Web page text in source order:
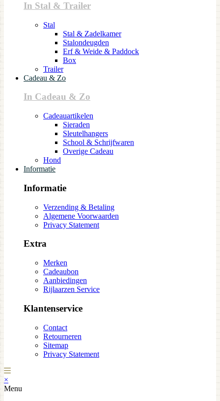
In Stal & Trailer
Stal
Stal & Zadelkamer
Stalondeugden
Erf & Weide & Paddock
Box
Trailer
Cadeau & Zo
In Cadeau & Zo
Cadeauartikelen
Sieraden
Sleutelhangers
School & Schrijfwaren
Overige Cadeau
Hond
Informatie
Informatie
Verzending & Betaling
Algemene Voorwaarden
Privacy Statement
Extra
Merken
Cadeaubon
Aanbiedingen
Rijlaarzen Service
Klantenservice
Contact
Retourneren
Sitemap
Privacy Statement
×
Menu